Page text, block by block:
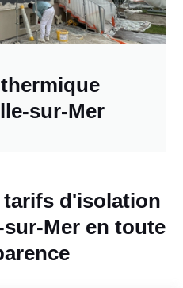
sur-Mer
tarifs d'isolation
Mer en toute